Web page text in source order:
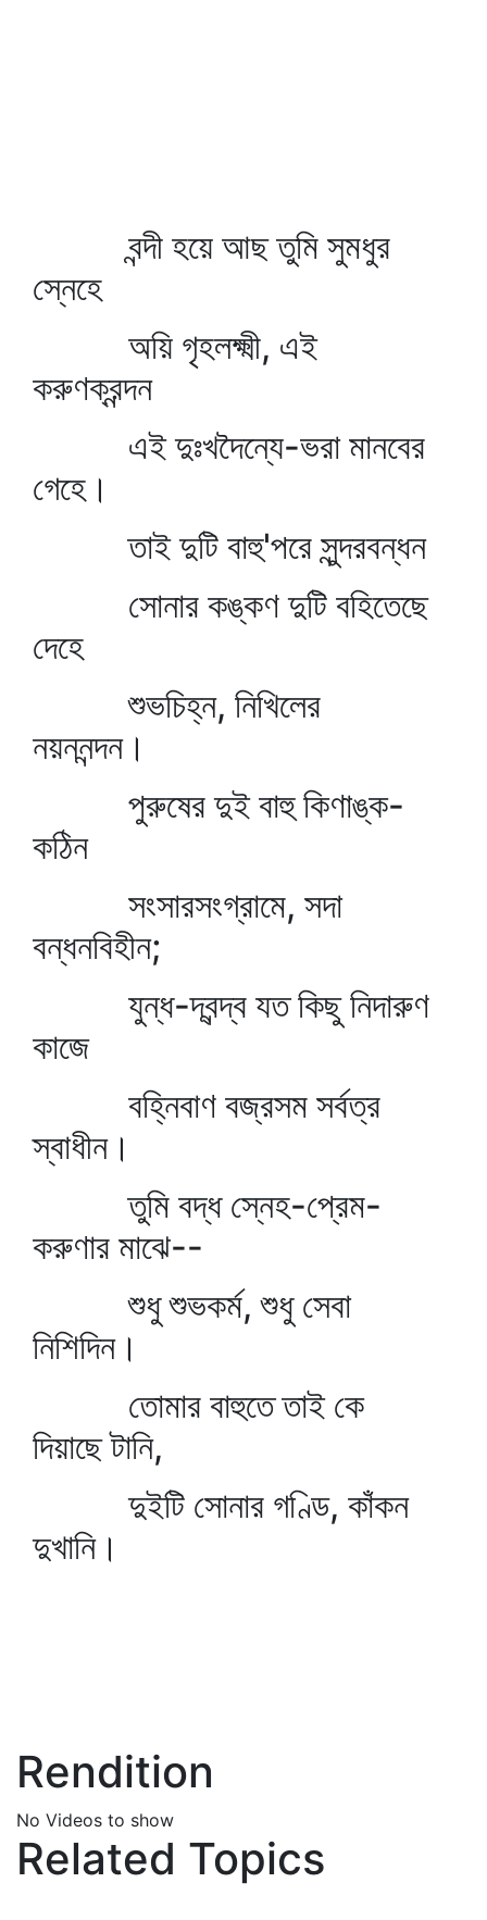
বন্দী হয়ে আছ তুমি সুমধুর
স্নেহে
অয়ি গৃহলক্ষ্মী, এই
করুণক্রন্দন
এই দুঃখদৈন্যে-ভরা মানবের
গেহে।
তাই দুটি বাহু'পরে সুন্দরবন্ধন
সোনার কঙ্কণ দুটি বহিতেছে
দেহে
শুভচিহ্ন, নিখিলের
নয়ননন্দন।
পুরুষের দুই বাহু কিণাঙ্ক-
কঠিন
সংসারসংগ্রামে, সদা
বন্ধনবিহীন;
যুন্ধ-দ্বন্দ্ব যত কিছু নিদারুণ
কাজে
বহ্নিবাণ বজ্রসম সর্বত্র
স্বাধীন।
তুমি বদ্ধ স্নেহ-প্রেম-
করুণার মাঝে--
শুধু শুভকর্ম, শুধু সেবা
নিশিদিন।
তোমার বাহুতে তাই কে
দিয়াছে টানি,
দুইটি সোনার গণ্ডি, কাঁকন
দুখানি।
Rendition
No Videos to show
Related Topics